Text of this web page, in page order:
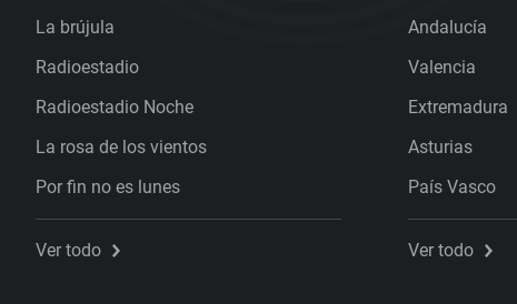
La brújula
Radioestadio
Radioestadio Noche
La rosa de los vientos
Por fin no es lunes
Ver todo
Andalucía
Valencia
Extremadura
Asturias
País Vasco
Ver todo